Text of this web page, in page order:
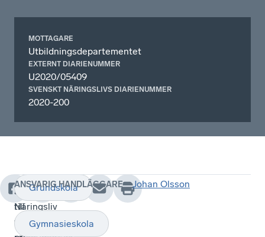
MOTTAGARE
Utbildningsdepartementet
EXTERNT DIARIENUMMER
U2020/05409
SVENSKT NÄRINGSLIVS DIARIENUMMER
2020-200
Tillgång
till
skolors
Svenskt
Näringsliv
tillstyrker
Grundskola
Gymnasieskola
ANSVARIG HANDLÄGGARE Johan Olsson